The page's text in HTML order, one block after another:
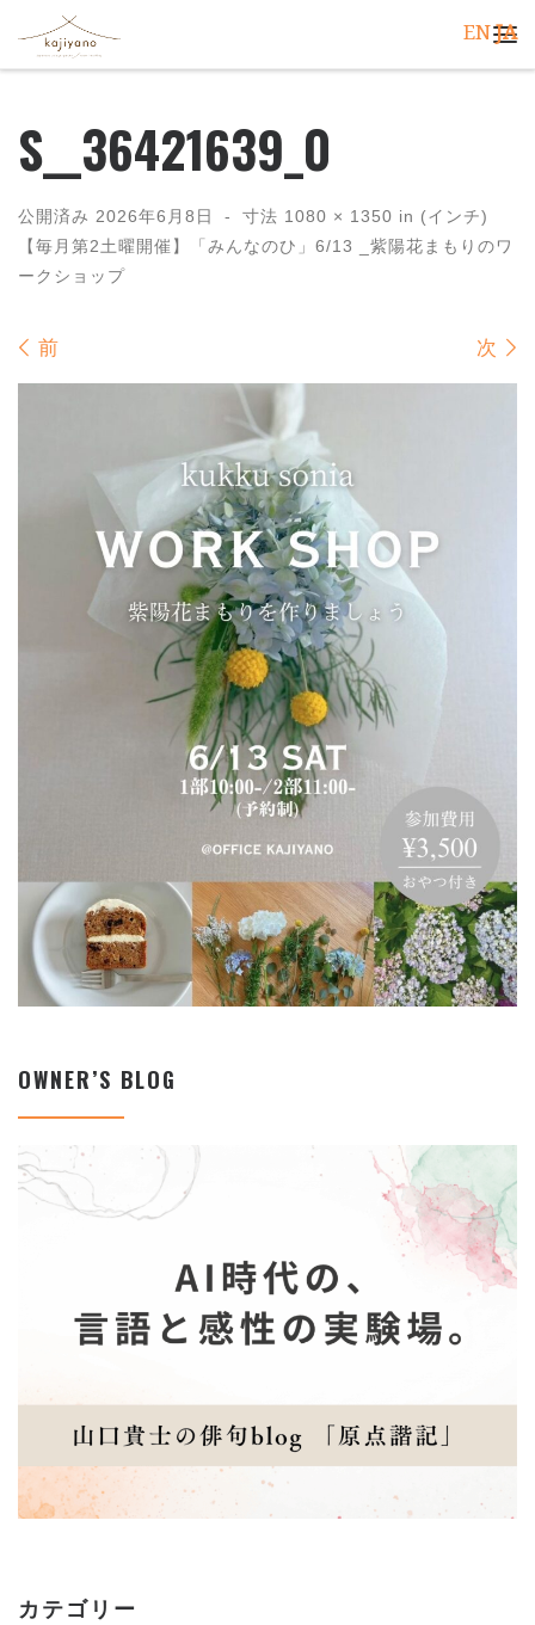
コンテンツへスキップ
S__36421639_0
公開済み 2026年6月8日 - 寸法 1080 × 1350 in (インチ)
【毎月第2土曜開催】「みんなのひ」6/13 _紫陽花まもりのワ
ークショップ
画像ナビゲーション
前 次
OWNER’S BLOG
カテゴリー
EN JA